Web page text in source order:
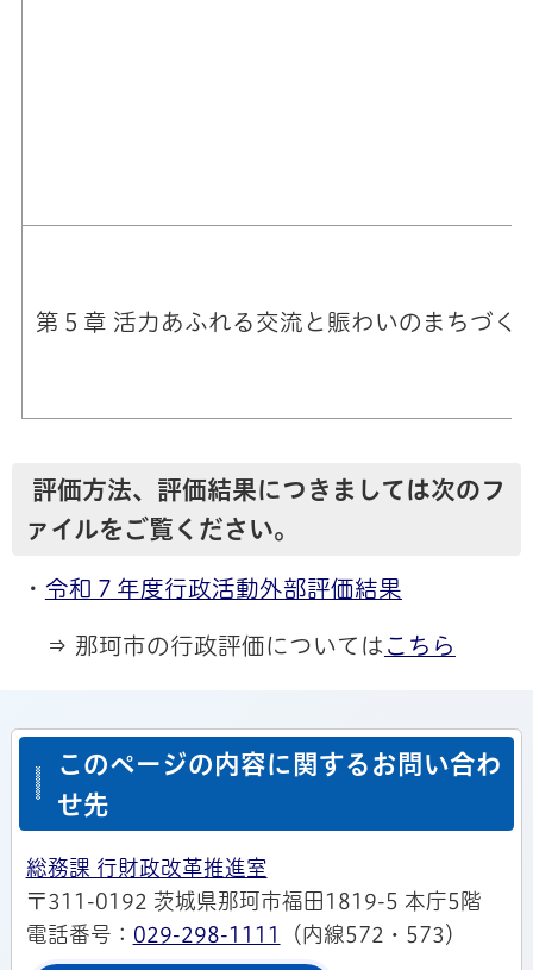
第５章 活力あふれる交流と賑わいのまちづく
評価方法、評価結果につきましては次のフ
ァイルをご覧ください。
・ 令和７年度行政活動外部評価結果
⇒ 那珂市の行政評価については こちら
このページの内容に関するお問い合わ
せ先
総務課 行財政改革推進室
〒311-0192 茨城県那珂市福田1819-5 本庁5階
電話番号： 029-298-1111 （内線572・573）